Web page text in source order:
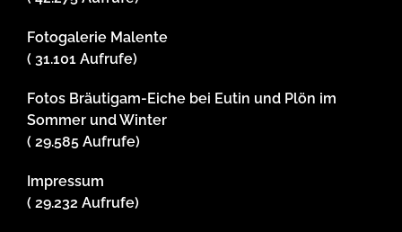
Fotogalerie Malente
( 31.101 Aufrufe)
Fotos Bräutigam-Eiche bei Eutin und Plön im
Sommer und Winter
( 29.585 Aufrufe)
Impressum
( 29.232 Aufrufe)